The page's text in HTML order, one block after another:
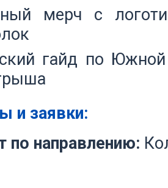
мерч с
гайд по
и заявки:
по направлению: